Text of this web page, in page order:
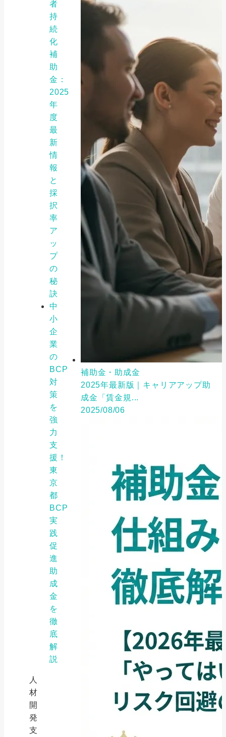
者
持
続
化
補
助
金：
2025
年
度
最
新
情
報
と
採
択
率
ア
ッ
プ
の
秘
訣
中
小
企
業
の
BCP
対
策
を
強
力
支
援！
東
京
都
BCP
実
践
促
進
助
成
金
を
徹
底
解
説
人
材
開
発
支
補助金・助成金
2025年最新版｜キャリアアップ助
成金「賃金規...
2025/08/06